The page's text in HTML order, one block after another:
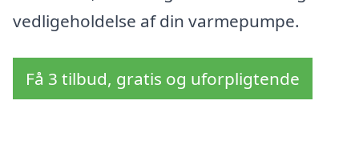
vedligeholdelse af din varmepumpe.
Få 3 tilbud, gratis og uforpligtende